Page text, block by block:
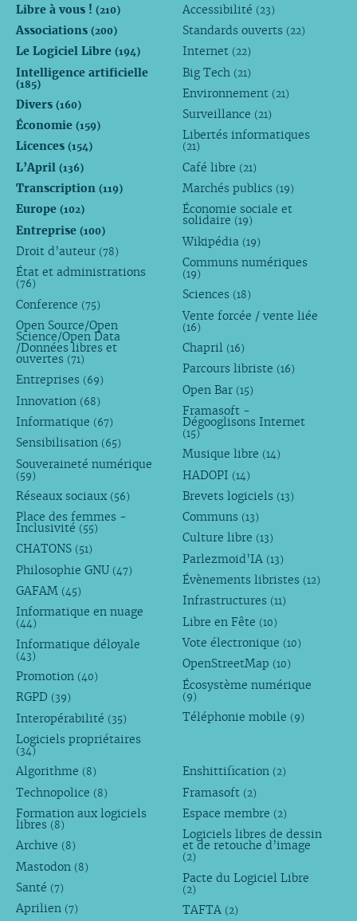
Libre à vous ! (210)
Associations (200)
Le Logiciel Libre (194)
Intelligence artificielle
(185)
Divers (160)
Économie (159)
Licences (154)
L’April (136)
Transcription (119)
Europe (102)
Entreprise (100)
Droit d’auteur (78)
État et administrations
(76)
Conference (75)
Open Source/Open
Science/Open Data
/Données libres et
ouvertes (71)
Entreprises (69)
Innovation (68)
Informatique (67)
Sensibilisation (65)
Souveraineté numérique
(59)
Réseaux sociaux (56)
Place des femmes -
Inclusivité (55)
CHATONS (51)
Philosophie GNU (47)
GAFAM (45)
Informatique en nuage
(44)
Informatique déloyale
(43)
Promotion (40)
RGPD (39)
Interopérabilité (35)
Logiciels propriétaires
(34)
Accessibilité (23)
Standards ouverts (22)
Internet (22)
Big Tech (21)
Environnement (21)
Surveillance (21)
Libertés informatiques
(21)
Café libre (21)
Marchés publics (19)
Économie sociale et
solidaire (19)
Wikipédia (19)
Communs numériques
(19)
Sciences (18)
Vente forcée / vente liée
(16)
Chapril (16)
Parcours libriste (16)
Open Bar (15)
Framasoft -
Dégooglisons Internet
(15)
Musique libre (14)
HADOPI (14)
Brevets logiciels (13)
Communs (13)
Culture libre (13)
Parlezmoid’IA (13)
Évènements libristes (12)
Infrastructures (11)
Libre en Fête (10)
Vote électronique (10)
OpenStreetMap (10)
Écosystème numérique
(9)
Téléphonie mobile (9)
Algorithme (8)
Technopolice (8)
Formation aux logiciels
libres (8)
Archive (8)
Mastodon (8)
Santé (7)
Aprilien (7)
Enshittification (2)
Framasoft (2)
Espace membre (2)
Logiciels libres de dessin
et de retouche d’image
(2)
Pacte du Logiciel Libre
(2)
TAFTA (2)